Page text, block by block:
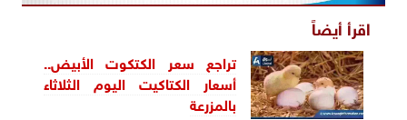
اقرأ أيضاً
تراجع سعر الكتكوت الأبيض..
أسعار الكتاكيت اليوم الثلاثاء
بالمزرعة